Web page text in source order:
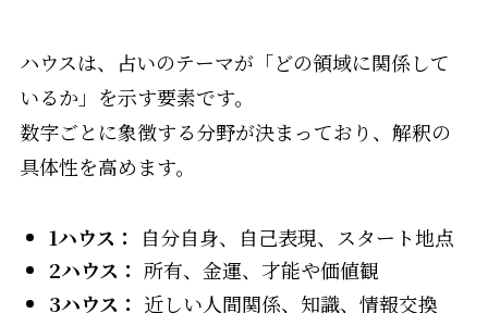
ハウスは、占いのテーマが「どの領域に関係して
いるか」を示す要素です。
数字ごとに象徴する分野が決まっており、解釈の
具体性を高めます。
1ハウス：
自分自身、自己表現、スタート地点
2ハウス： 所有、金運、才能や価値観
3ハウス： 近しい人間関係、知識、情報交換